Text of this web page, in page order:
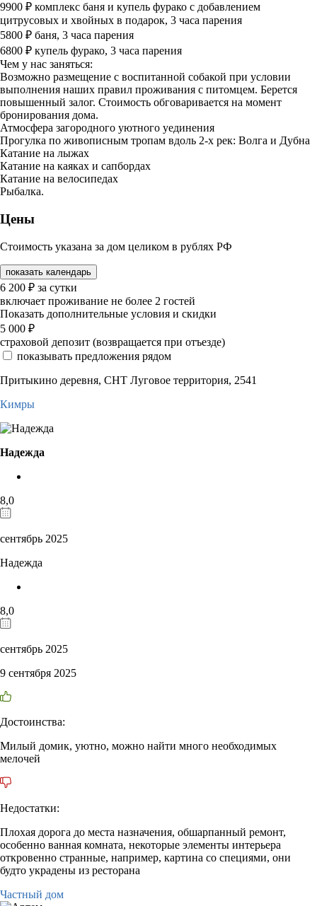
9900 ₽ комплекс баня и купель фурако с добавлением
цитрусовых и хвойных в подарок, 3 часа парения
5800 ₽ баня, 3 часа парения
6800 ₽ купель фурако, 3 часа парения
Чем у нас заняться:
Возможно размещение с воспитанной собакой при условии
выполнения наших правил проживания с питомцем. Берется
повышенный залог. Стоимость обговаривается на момент
бронирования дома.
Атмосфера загородного уютного уединения
Прогулка по живописным тропам вдоль 2-х рек: Волга и Дубна
Катание на лыжах
Катание на каяках и сапбордах
Катание на велосипедах
Рыбалка.
Цены
Стоимость указана за дом целиком в рублях РФ
показать календарь
6 200 ₽ за сутки
включает проживание не более 2 гостей
Показать дополнительные условия и скидки
5 000 ₽
страховой депозит (возвращается при отъезде)
показывать предложения рядом
Притыкино деревня, СНТ Луговое территория, 2541
Кимры
Надежда
8,0
сентябрь 2025
Надежда
8,0
сентябрь 2025
9 сентября 2025
Достоинства:
Милый домик, уютно, можно найти много необходимых
мелочей
Недостатки:
Плохая дорога до места назначения, обшарпанный ремонт,
особенно ванная комната, некоторые элементы интерьера
откровенно странные, например, картина со специями, они
будто украдены из ресторана
Частный дом